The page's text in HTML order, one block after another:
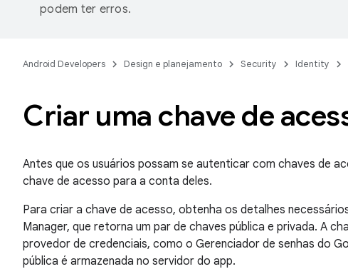
podem ter erros.
Android Developers Design e planejamento Security Identity
Criar uma chave de
Antes que os usuários possam se autenticar com chaves de
chave de acesso para a conta deles.
Para criar a chave de acesso, obtenha os detalhes
Manager, que retorna um par de chaves pública e privada. A
provedor de credenciais, como o Gerenciador de senhas do
pública é armazenada no servidor do app.